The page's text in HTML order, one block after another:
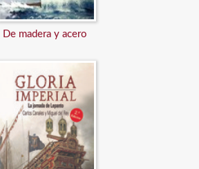
De madera y acero